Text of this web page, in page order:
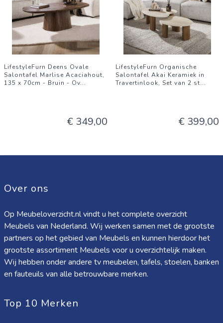
LifestyleFurn Deens Ovale
Salontafel Marlise Acaciahout,
135 x 70cm - Bruin - Ov...
€ 349,00
LifestyleFurn Organische
Salontafel Akai Keramiek in
Travertinlook, Set van 2 st...
€ 399,00
Over ons
Op Meubeloverzicht.nl vindt u het complete overzicht
Meubels van Nederland. Wij werken samen met de grootste
partners op het gebied van Meubels en kunnen hierdoor het
grootste assortiment Meubels voor u overzichtelijk maken.
Wij hebben onder andere tv meubelen, tafels, stoelen, banken
en fauteuils van alle betrouwbare merken.
Top 10 Merken